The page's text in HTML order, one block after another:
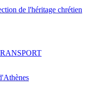
de l'héritage chrétien